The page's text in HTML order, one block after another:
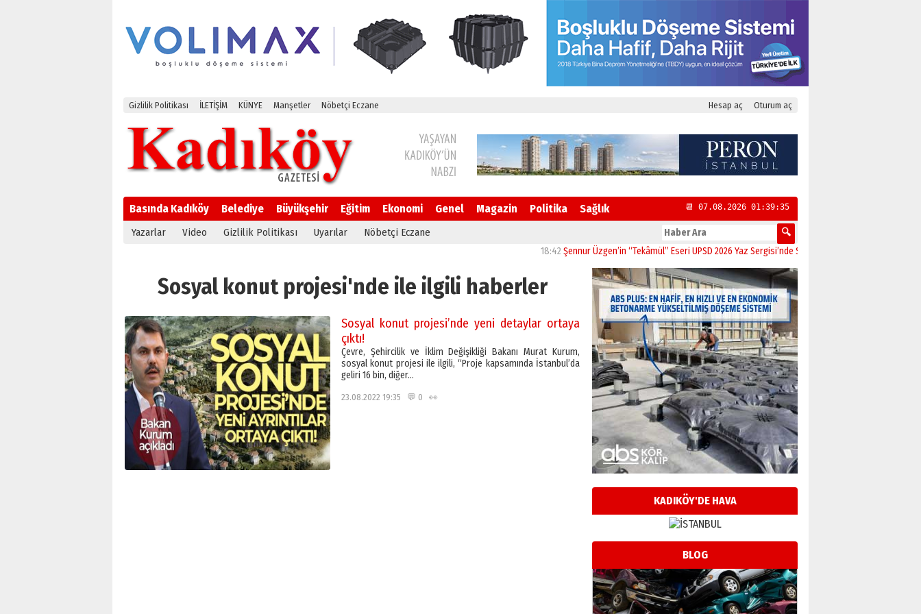
Gizlilik Politikası İLETİŞİM KÜNYE Manşetler Nöbetçi Eczane Hesap aç Oturum aç
Basında Kadıköy Belediye Büyükşehir Eğitim Ekonomi Genel Magazin Politika Sağlık 📆 07.08.2026 01:39:36
Yazarlar Video Gizlilik Politikası Uyarılar Nöbetçi Eczane
Şennur Üzgen’in “Tekâmül” Eseri UPSD 2026 Yaz Sergisi’nde Sanatseverlerle Buluştu
Sosyal konut projesi'nde ile ilgili haberler
Sosyal konut projesi’nde yeni detaylar ortaya
çıktı!
Çevre, Şehircilik ve İklim Değişikliği Bakanı Murat Kurum,
sosyal konut projesi ile ilgili, “Proje kapsamında İstanbul’da
geliri 16 bin, diğer…
23.08.2022 19:35 💬 0 👀
KADIKÖY'DE HAVA
BLOG